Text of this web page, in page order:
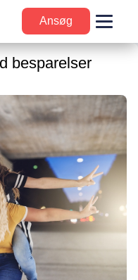
Ansøg
besparelser